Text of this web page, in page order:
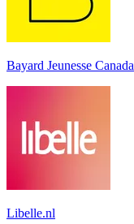
Bayard Jeunesse Canada
Libelle.nl